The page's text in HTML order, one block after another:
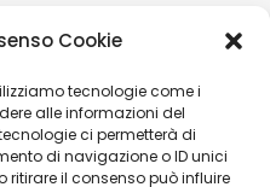
Cookie
tecnologie come i
alle informazioni del
ci permetterà di
di navigazione o ID unici
ritirare il consenso può influire